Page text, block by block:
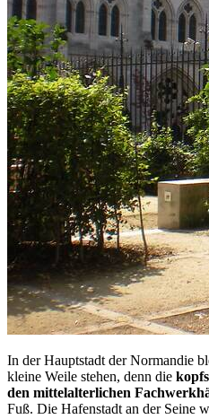
In der Hauptstadt der Normandie
kleine Weile stehen, denn die
den mittelalterlichen
Fuß. Die Hafenstadt an der Seine